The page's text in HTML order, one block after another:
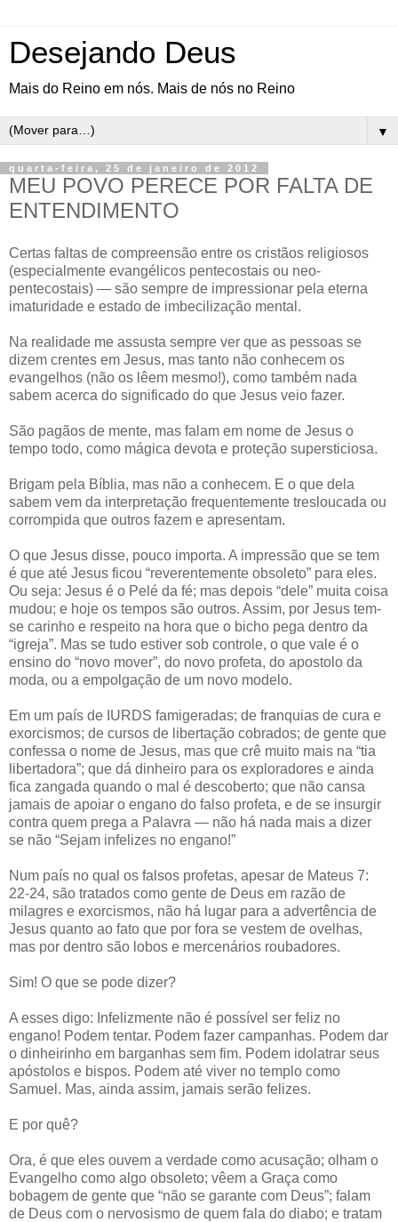
Desejando Deus
Mais do Reino em nós. Mais de nós no Reino
▼
quarta-feira, 25 de janeiro de 2012
MEU POVO PERECE POR FALTA DE
ENTENDIMENTO
Certas faltas de compreensão entre os cristãos religiosos
(especialmente evangélicos pentecostais ou neo-
pentecostais) — são sempre de impressionar pela eterna
imaturidade e estado de imbecilização mental.
Na realidade me assusta sempre ver que as pessoas se
dizem crentes em Jesus, mas tanto não conhecem os
evangelhos (não os lêem mesmo!), como também nada
sabem acerca do significado do que Jesus veio fazer.
São pagãos de mente, mas falam em nome de Jesus o
tempo todo, como mágica devota e proteção supersticiosa.
Brigam pela Bíblia, mas não a conhecem. E o que dela
sabem vem da interpretação frequentemente tresloucada ou
corrompida que outros fazem e apresentam.
O que Jesus disse, pouco importa. A impressão que se tem
é que até Jesus ficou “reverentemente obsoleto” para eles.
Ou seja: Jesus é o Pelé da fé; mas depois “dele” muita coisa
mudou; e hoje os tempos são outros. Assim, por Jesus tem-
se carinho e respeito na hora que o bicho pega dentro da
“igreja”. Mas se tudo estiver sob controle, o que vale é o
ensino do “novo mover”, do novo profeta, do apostolo da
moda, ou a empolgação de um novo modelo.
Em um país de IURDS famigeradas; de franquias de cura e
exorcismos; de cursos de libertação cobrados; de gente que
confessa o nome de Jesus, mas que crê muito mais na “tia
libertadora”; que dá dinheiro para os exploradores e ainda
fica zangada quando o mal é descoberto; que não cansa
jamais de apoiar o engano do falso profeta, e de se insurgir
contra quem prega a Palavra — não há nada mais a dizer
se não “Sejam infelizes no engano!”
Num país no qual os falsos profetas, apesar de Mateus 7:
22-24, são tratados como gente de Deus em razão de
milagres e exorcismos, não há lugar para a advertência de
Jesus quanto ao fato que por fora se vestem de ovelhas,
mas por dentro são lobos e mercenários roubadores.
Sim! O que se pode dizer?
A esses digo: Infelizmente não é possível ser feliz no
engano! Podem tentar. Podem fazer campanhas. Podem dar
o dinheirinho em barganhas sem fim. Podem idolatrar seus
apóstolos e bispos. Podem até viver no templo como
Samuel. Mas, ainda assim, jamais serão felizes.
E por quê?
Ora, é que eles ouvem a verdade como acusação; olham o
Evangelho como algo obsoleto; vêem a Graça como
bobagem de gente que “não se garante com Deus”; falam
de Deus com o nervosismo de quem fala do diabo; e tratam